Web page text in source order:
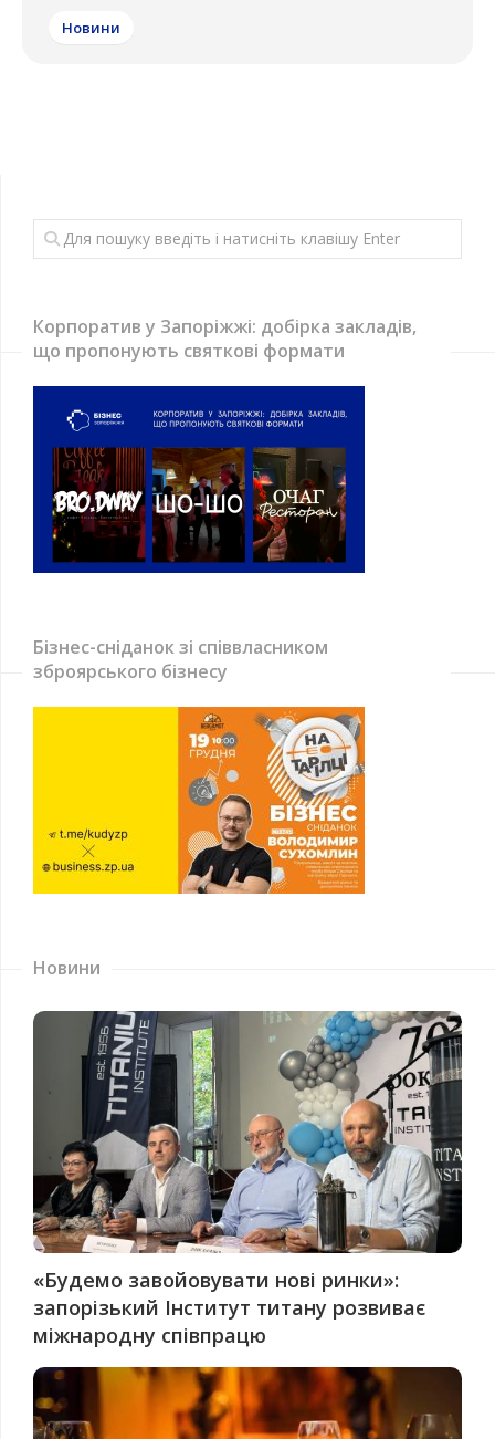
Новини
Корпоратив у Запоріжжі: добірка закладів,
що пропонують святкові формати
Бізнес-сніданок зі співвласником
зброярського бізнесу
Новини
«Будемо завойовувати нові ринки»:
запорізький Інститут титану розвиває
міжнародну співпрацю